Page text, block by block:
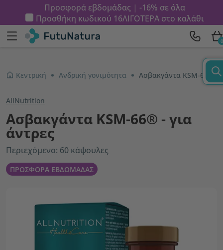
Προσφορά εβδομάδας | -16% σε όλα
Προσθήκη κωδικού 16ΛΙΓΟΤΕΡΑστο καλάθι
0
Κεντρική Ανδρική γονιμότητα Aσβακγάντα KSM-66® - για άντρες
AllNutrition
Aσβακγάντα KSM-66® - για
άντρες
Περιεχόμενο: 60 κάψουλες
ΠΡΟΣΦΟΡΑ ΕΒΔΟΜΑΔΑΣ